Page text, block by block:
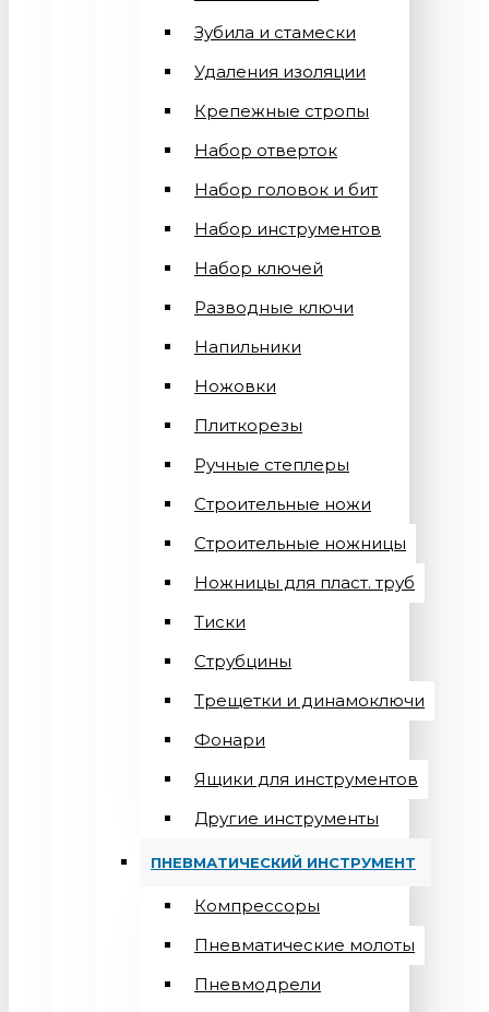
Зубила и стамески
Удаления изоляции
Крепежные стропы
Набор отверток
Набор головок и бит
Набор инструментов
Набор ключей
Разводные ключи
Напильники
Ножовки
Плиткорезы
Ручные степлеры
Строительные ножи
Строительные ножницы
Ножницы для пласт. труб
Тиски
Струбцины
Трещетки и динамоключи
Фонари
Ящики для инструментов
Другие инструменты
ПНЕВМАТИЧЕСКИЙ ИНСТРУМЕНТ
Компрессоры
Пневматические молоты
Пневмодрели